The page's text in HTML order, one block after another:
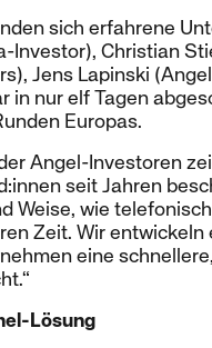
sich erfahrene
Investor), Christian
Jens Lapinski
in nur elf Tagen
Europas.
Angel-Investoren
seit Jahren
Weise, wie
Zeit. Wir
eine
Lösung